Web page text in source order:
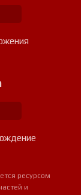
ресурсом
и